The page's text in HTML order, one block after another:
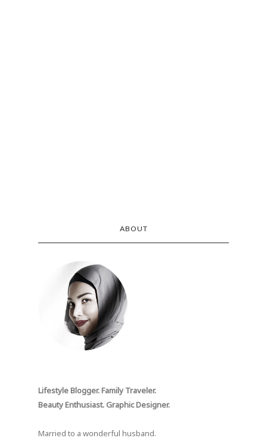
ABOUT
Lifestyle Blogger. Family Traveler.
Beauty Enthusiast. Graphic Designer.
Married to a wonderful husband.